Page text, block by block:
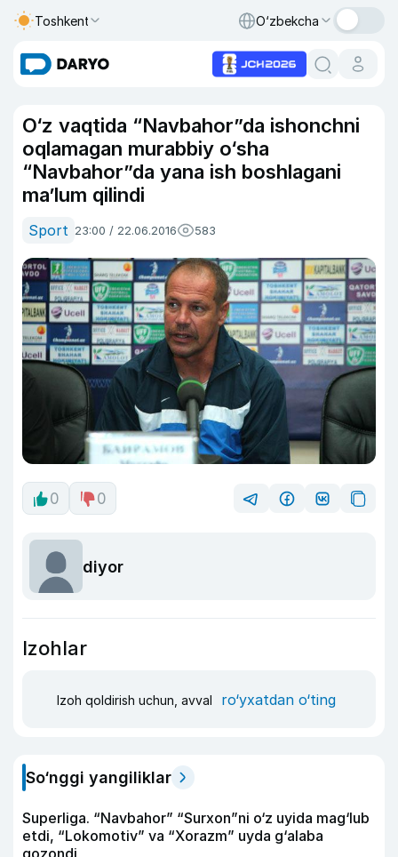
Toshkent O‘zbekcha
O‘z vaqtida “Navbahor”da ishonchni
oqlamagan murabbiy o‘sha
“Navbahor”da yana ish boshlagani
ma’lum qilindi
Sport 23:00 / 22.06.2016 583
0 0
diyor
Izohlar
Izoh qoldirish uchun, avval ro‘yxatdan o‘ting
So‘nggi yangiliklar
Superliga. “Navbahor” “Surxon”ni o‘z uyida mag‘lub
etdi, “Lokomotiv” va “Xorazm” uyda g‘alaba